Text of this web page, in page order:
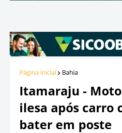
Página inicial Bahia
Itamaraju -
ilesa após carro
bater em poste